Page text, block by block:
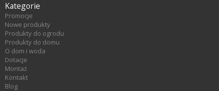
Kategorie
Promocje
Nowe produkty
Produkty do ogrodu
Produkty do domu
O dom i woda
Dotacje
Montaż
Kontakt
Blog